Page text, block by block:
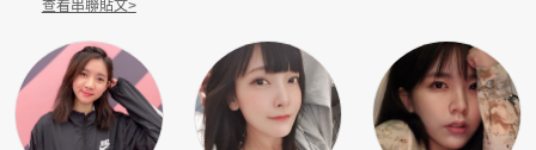
查看串聯貼文>